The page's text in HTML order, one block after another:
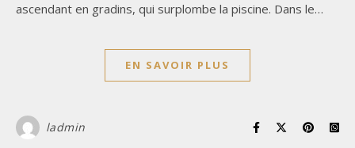
ascendant en gradins, qui surplombe la piscine. Dans le…
EN SAVOIR PLUS
ladmin